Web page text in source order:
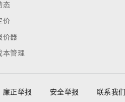
态
价
价器
本管理
廉正举报 安全举报 联系我们